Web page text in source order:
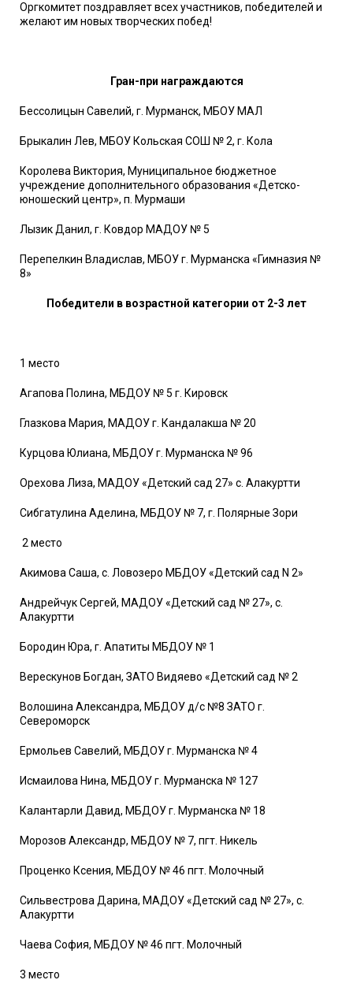
Оргкомитет поздравляет всех участников, победителей и
желают им новых творческих побед!
Гран-при награждаются
Бессолицын Савелий, г. Мурманск, МБОУ МАЛ
Брыкалин Лев, МБОУ Кольская СОШ № 2, г. Кола
Королева Виктория, Муниципальное бюджетное
учреждение дополнительного образования «Детско-
юношеский центр», п. Мурмаши
Лызик Данил, г. Ковдор МАДОУ № 5
Перепелкин Владислав, МБОУ г. Мурманска «Гимназия №
8»
Победители в возрастной категории от 2-3 лет
1 место
Агапова Полина, МБДОУ № 5 г. Кировск
Глазкова Мария, МАДОУ г. Кандалакша № 20
Курцова Юлиана, МБДОУ г. Мурманска № 96
Орехова Лиза, МАДОУ «Детский сад 27» с. Алакуртти
Сибгатулина Аделина, МБДОУ № 7, г. Полярные Зори
2 место
Акимова Саша, с. Ловозеро МБДОУ «Детский сад N 2»
Андрейчук Сергей, МАДОУ «Детский сад № 27», с.
Алакуртти
Бородин Юра, г. Апатиты МБДОУ № 1
Верескунов Богдан, ЗАТО Видяево «Детский сад № 2
Волошина Александра, МБДОУ д/с №8 ЗАТО г.
Североморск
Ермольев Савелий, МБДОУ г. Мурманска № 4
Исмаилова Нина, МБДОУ г. Мурманска № 127
Калантарли Давид, МБДОУ г. Мурманска № 18
Морозов Александр, МБДОУ № 7, пгт. Никель
Проценко Ксения, МБДОУ № 46 пгт. Молочный
Сильвестрова Дарина, МАДОУ «Детский сад № 27», с.
Алакуртти
Чаева София, МБДОУ № 46 пгт. Молочный
3 место